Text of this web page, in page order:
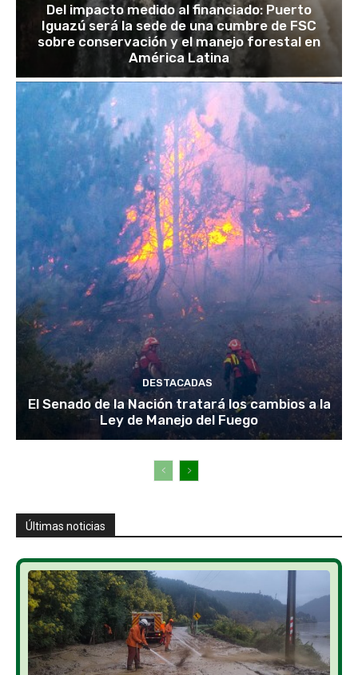
Del impacto medido al financiado: Puerto
Iguazú será la sede de una cumbre de FSC
sobre conservación y el manejo forestal en
América Latina
DESTACADAS
El Senado de la Nación tratará los cambios a la
Ley de Manejo del Fuego
Últimas noticias